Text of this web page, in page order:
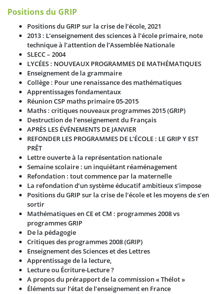
Positions du GRIP
Positions du GRIP sur la crise de l’école, 2021
2013 : L’enseignement des sciences à l’école primaire, note
technique à l’attention de l’Assemblée Nationale
SLECC – 2004
LYCÉES : NOUVEAUX PROGRAMMES DE MATHÉMATIQUES
Enseignement de la grammaire
Collège : Pour une renaissance des mathématiques
Apprentissages fondamentaux
Réunion CSP maths primaire 05-2015
Maths : critiques nouveaux programmes 2015 (GRIP)
Destruction de l’enseignement du Français
APRÈS LES ÉVÉNEMENTS DE JANVIER
REFONDER LES PROGRAMMES DE L’ÉCOLE : LE GRIP Y EST
PRÊT
Lettre ouverte à la représentation nationale
Semaine scolaire : un inquiétant réaménagement
Refondation : tout commence par la maternelle
La refondation d’un système éducatif ambitieux s’impose
Positions du GRIP sur la crise de l’école et les moyens de s’en
sortir
Mathématiques en CE et CM : programmes 2008 vs
programmes GRIP
De la pédagogie
Critiques des programmes 2008 (GRIP)
Enseignement des Sciences et des Lettres
Apprentissage de la lecture,
Lecture ou Écriture-Lecture ?
A propos du prérapport de la commission « Thélot »
Éléments sur l’état de l’enseignement en France